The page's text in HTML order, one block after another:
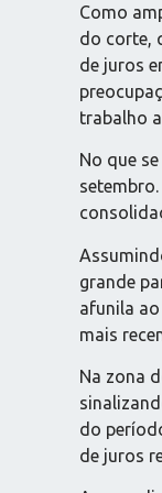
Como
do corte,
de juros
trabalho
No que
grande
afunila
mais
Na zona
do
de juros